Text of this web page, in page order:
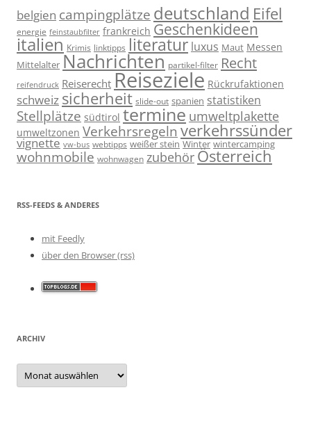
belgien campingplätze deutschland Eifel
energie feinstaubfilter frankreich Geschenkideen
italien Krimis linktipps literatur luxus Maut Messen
Mittelalter Nachrichten partikel-filter Recht
reifendruck Reiserecht Reiseziele Rückrufaktionen
schweiz sicherheit slide-out spanien statistiken
Stellplätze südtirol termine umweltplakette
umweltzonen Verkehrsregeln verkehrssünder
vignette vw-bus webtipps weißer stein Winter wintercamping
wohnmobile wohnwagen zubehör Österreich
RSS-FEEDS & ANDERES
mit Feedly
über den Browser (rss)
ARCHIV
Archiv